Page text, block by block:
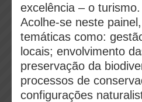
excelência – o turismo.
Acolhe-se neste
temáticas como:
locais; envolvimento
preservação da
processos de
configurações